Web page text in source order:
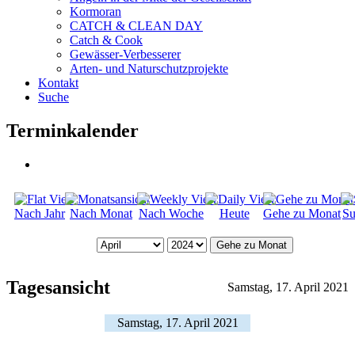
Kormoran
CATCH & CLEAN DAY
Catch & Cook
Gewässer-Verbesserer
Arten- und Naturschutzprojekte
Kontakt
Suche
Terminkalender
Nach Jahr Nach Monat Nach Woche Heute Gehe zu Monat
Gehe zu Monat
Tagesansicht Samstag, 17. April 2021
Samstag, 17. April 2021